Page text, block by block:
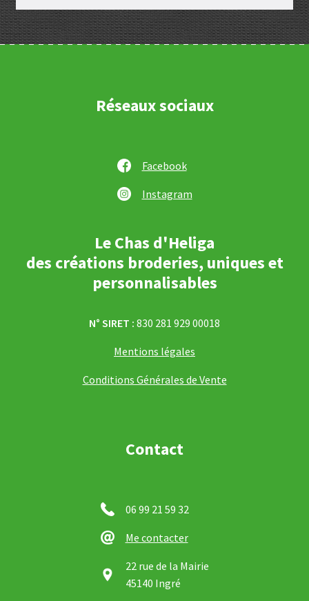
Réseaux sociaux
Facebook
Instagram
Le Chas d'Heliga
des créations broderies, uniques et
personnalisables
N° SIRET : 830 281 929 00018
Mentions légales
Conditions Générales de Vente
Contact
06 99 21 59 32
Me contacter
22 rue de la Mairie
45140 Ingré